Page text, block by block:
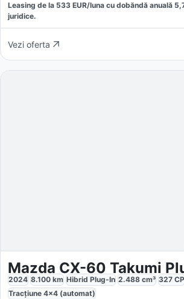
Leasing de la 533 EUR/luna cu dobăndă anuală
juridice.
Vezi oferta
Mazda CX-60 Takumi
2024 8.100 km Hibrid Plug-In 2.488 cm³ 327 CP
Tracțiune 4x4 (automat)